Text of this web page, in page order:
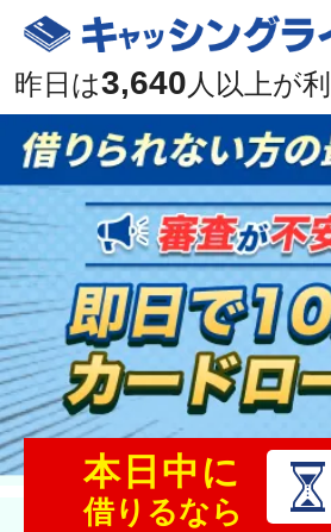
昨日は3,640 人以上が
本日中に
借りるなら